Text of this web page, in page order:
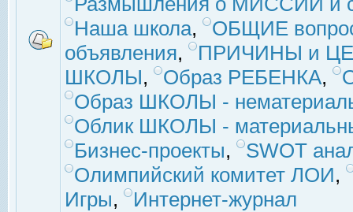
Наша школа,
ОБЩИЕ
объявления,
ПРИЧИНЫ и
ШКОЛЫ, Образ РЕБЕНКА,
Образ ШКОЛЫ -
Облик ШКОЛЫ -
Бизнес-проекты,
SWOT
Олимпийский комитет ЛОИ,
Игры, Интернет-журнал